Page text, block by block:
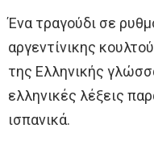
Ένα τραγούδι σε
αργεντίνικης
της Ελληνικής
ελληνικές λέξεις
ισπανικά.